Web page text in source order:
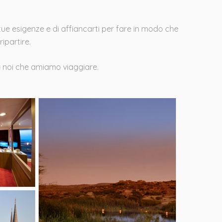
esigenze e di affiancarti per fare in modo che
che amiamo viaggiare.